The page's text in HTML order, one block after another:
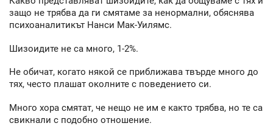
защо не трябва да ги смятаме за ненормални, обяснява
психоаналитикът Нанси Мак-Уилямс.
Шизоидите не са много, 1-2%.
Не обичат, когато някой се приближава твърде много до
тях, често плашат околните с поведението си.
Много хора смятат, че нещо не им е както трябва, но те са
свикнали с подобно отношение.